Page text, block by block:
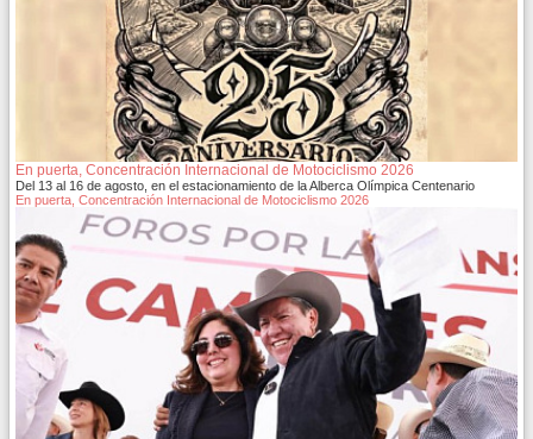
En puerta, Concentración Internacional de Motociclismo 2026
Del 13 al 16 de agosto, en el estacionamiento de la Alberca Olímpica Centenario
En puerta, Concentración Internacional de Motociclismo 2026